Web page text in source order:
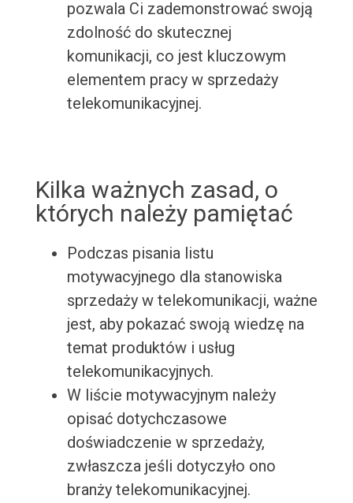
pozwala Ci zademonstrować swoją
zdolność do skutecznej
komunikacji, co jest kluczowym
elementem pracy w sprzedaży
telekomunikacyjnej.
Kilka ważnych zasad, o
których należy pamiętać
Podczas pisania listu
motywacyjnego dla stanowiska
sprzedaży w telekomunikacji, ważne
jest, aby pokazać swoją wiedzę na
temat produktów i usług
telekomunikacyjnych.
W liście motywacyjnym należy
opisać dotychczasowe
doświadczenie w sprzedaży,
zwłaszcza jeśli dotyczyło ono
branży telekomunikacyjnej.